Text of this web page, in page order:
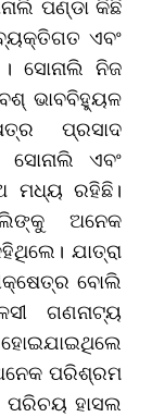
ପଣ୍ଡା କିଛି
ଏବଂ
ସୋନାଲି ନିଜ
ଭାବବିହ୍ୟୁଳ
ପ୍ରସାଦ
ସୋନାଲି ଏବଂ
ମଧ୍ୟ ରହିଛି।
ଅନେକ
ଯାତ୍ରା
ବୋଲି
ଗଣନାଟ୍ୟ
ପରିଶ୍ରମ
ପରିଚୟ ହାସଲ